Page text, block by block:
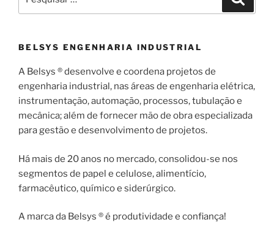
por:
BELSYS ENGENHARIA INDUSTRIAL
A Belsys ® desenvolve e coordena projetos de
engenharia industrial, nas áreas de engenharia elétrica,
instrumentação, automação, processos, tubulação e
mecânica; além de fornecer mão de obra especializada
para gestão e desenvolvimento de projetos.
Há mais de 20 anos no mercado, consolidou-se nos
segmentos de papel e celulose, alimentício,
farmacêutico, químico e siderúrgico.
A marca da Belsys ® é produtividade e confiança!